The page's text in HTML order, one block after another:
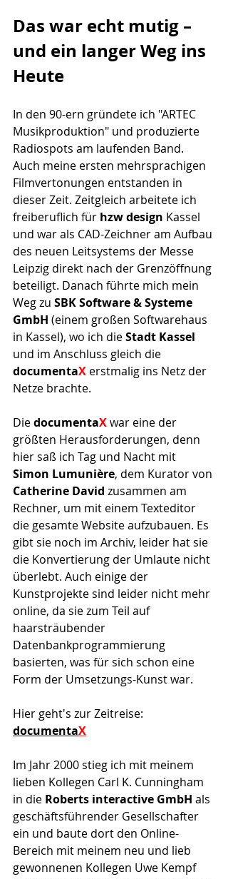
Das war echt mutig –
und ein langer Weg ins
Heute
In den 90-ern gründete ich "ARTEC
Musikproduktion" und produzierte
Radiospots am laufenden Band.
Auch meine ersten mehrsprachigen
Filmvertonungen entstanden in
dieser Zeit. Zeitgleich arbeitete ich
freiberuflich für hzw design Kassel
und war als CAD-Zeichner am Aufbau
des neuen Leitsystems der Messe
Leipzig direkt nach der Grenzöffnung
beteiligt. Danach führte mich mein
Weg zu SBK Software & Systeme
GmbH (einem großen Softwarehaus
in Kassel), wo ich die Stadt Kassel
und im Anschluss gleich die
documentaX erstmalig ins Netz der
Netze brachte.
Die documentaX war eine der
größten Herausforderungen, denn
hier saß ich Tag und Nacht mit
Simon Lumunière, dem Kurator von
Catherine David zusammen am
Rechner, um mit einem Texteditor
die gesamte Website aufzubauen. Es
gibt sie noch im Archiv, leider hat sie
die Konvertierung der Umlaute nicht
überlebt. Auch einige der
Kunstprojekte sind leider nicht mehr
online, da sie zum Teil auf
haarsträubender
Datenbankprogrammierung
basierten, was für sich schon eine
Form der Umsetzungs-Kunst war.
Hier geht's zur Zeitreise:
documentaX
Im Jahr 2000 stieg ich mit meinem
lieben Kollegen Carl K. Cunningham
in die Roberts interactive GmbH als
geschäftsführender Gesellschafter
ein und baute dort den Online-
Bereich mit meinem neu und lieb
gewonnenen Kollegen Uwe Kempf